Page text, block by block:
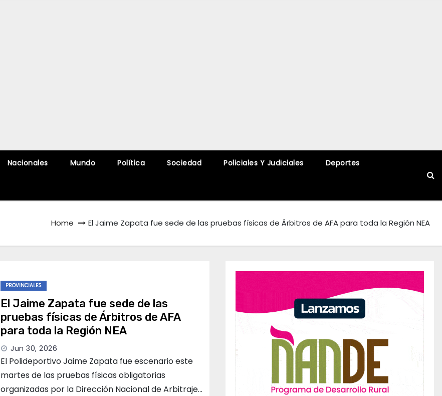
Nacionales Mundo Política Sociedad Policiales Y Judiciales Deportes
Home El Jaime Zapata fue sede de las pruebas físicas de Árbitros de AFA para toda la Región NEA
PROVINCIALES
El Jaime Zapata fue sede de las
pruebas físicas de Árbitros de AFA
para toda la Región NEA
Jun 30, 2026
El Polideportivo Jaime Zapata fue escenario este
martes de las pruebas físicas obligatorias
organizadas por la Dirección Nacional de Arbitraje…